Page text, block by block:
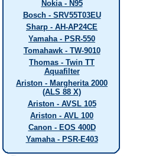
Nokia - N95
Bosch - SRV55T03EU
Sharp - AH-AP24CE
Yamaha - PSR-550
Tomahawk - TW-9010
Thomas - Twin TT
Aquafilter
Ariston - Margherita 2000
(ALS 88 X)
Ariston - AVSL 105
Ariston - AVL 100
Canon - EOS 400D
Yamaha - PSR-E403